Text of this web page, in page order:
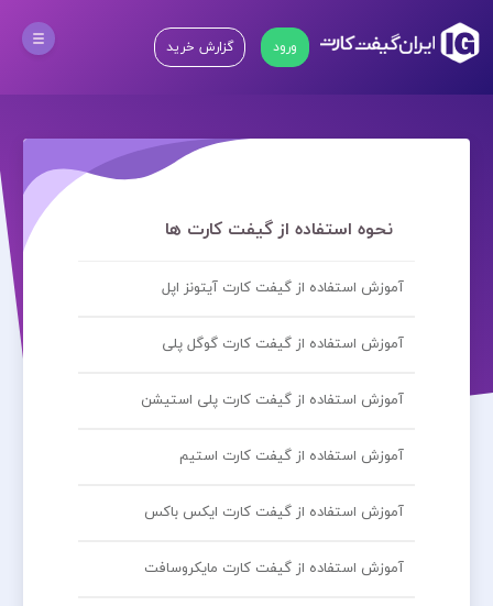
ورود گزارش خرید
نحوه استفاده از گیفت کارت ها
آموزش استفاده از گیفت کارت آیتونز اپل
آموزش استفاده از گیفت کارت گوگل پلی
آموزش استفاده از گیفت کارت پلی استیشن
آموزش استفاده از گیفت کارت استیم
آموزش استفاده از گیفت کارت ایکس باکس
آموزش استفاده از گیفت کارت مایکروسافت